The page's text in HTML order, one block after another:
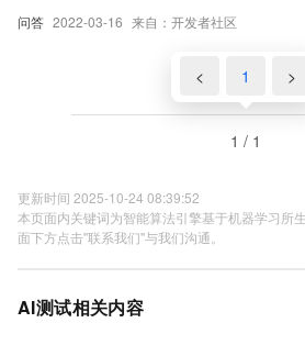
问答 2022-03-16 来自：开发者社区
< 1 >
1 / 1
更新时间 2025-10-24 08:39:52
本页面内关键词为智能算法引擎基于机器学习所
面下方点击"联系我们"与我们沟通。
AI测试相关内容